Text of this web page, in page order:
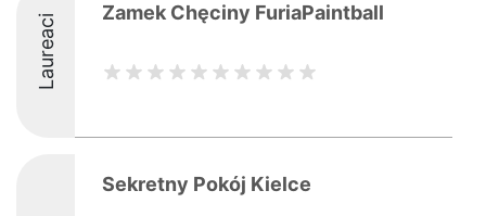
Laureaci Zamek Chęciny FuriaPaintball
Sekretny Pokój Kielce